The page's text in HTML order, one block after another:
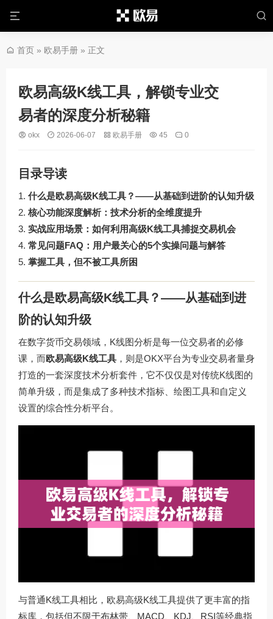
首页 » 欧易手册 » 正文
欧易高级K线工具，解锁专业交
易者的深度分析秘籍
okx 2026-06-07 欧易手册 45 0
目录导读
什么是欧易高级K线工具？——从基础到进阶的认知升级
核心功能深度解析：技术分析的全维度提升
实战应用场景：如何利用高级K线工具捕捉交易机会
常见问题FAQ：用户最关心的5个实操问题与解答
掌握工具，但不被工具所困
什么是欧易高级K线工具？——从基础到进
阶的认知升级
在数字货币交易领域，K线图分析是每一位交易者的必修
课，而欧易高级K线工具 ，则是OKX平台为专业交易者量身
打造的一套深度技术分析套件，它不仅仅是对传统K线图的
简单升级，而是集成了多种技术指标、绘图工具和自定义
设置的综合性分析平台。
与普通K线工具相比，欧易高级K线工具提供了更丰富的指
标库，包括但不限于布林带、MACD、KDJ、RSI等经典指